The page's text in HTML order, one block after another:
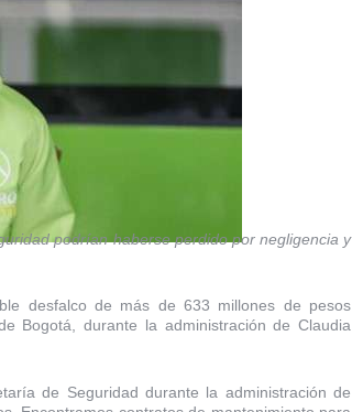
podrían haberse perdido por negligencia y
desfalco de más de 633 millones de pesos
Bogotá, durante la administración de Claudia
de Seguridad durante la administración de